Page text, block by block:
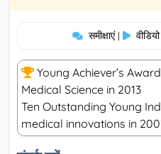
समीक्षाएं |
Young Achiever’s
Medical Science in 2013
Ten Outstanding Young
medical innovations in